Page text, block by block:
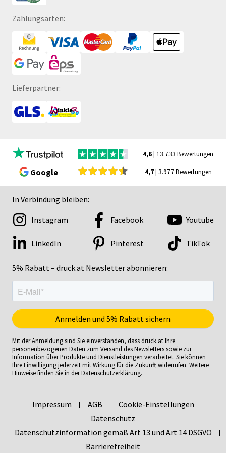
Zahlungsarten:
Lieferpartner:
4,6| 13.733 Bewertungen
Google 4,7| 3.977 Bewertungen
In Verbindung bleiben:
5% Rabatt – druck.at Newsletter abonnieren:
Instagram Facebook Youtube
LinkedIn Pinterest TikTok
Mit der Anmeldung sind Sie einverstanden, dass druck.at Ihre
personenbezogenen Daten zum Versand des Newsletters sowie zur
Information über Produkte und Dienstleistungen verarbeitet. Sie können
Ihre Einwilligung jederzeit mit Wirkung für die Zukunft widerrufen. Weitere
Hinweise finden Sie in derDatenschutzerklärung.
Impressum AGB
Cookie-Einstellungen
Datenschutz
Datenschutzinformation gemäß Art 13 und Art 14 DSGVO
Barrierefreiheit